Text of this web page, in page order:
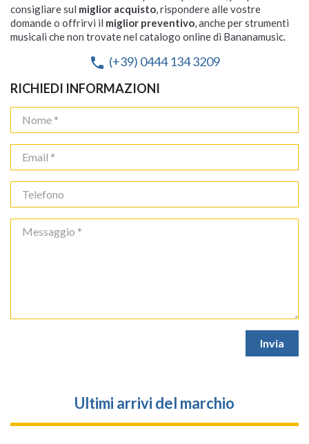
consigliare sul miglior acquisto, rispondere alle vostre
domande o offrirvi il miglior preventivo, anche per strumenti
musicali che non trovate nel catalogo online di Bananamusic.
phone (+39) 0444 134 3209
RICHIEDI INFORMAZIONI
Ultimi arrivi del marchio